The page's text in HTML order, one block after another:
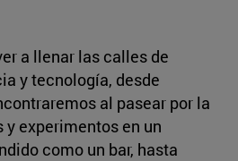
a llenar las calles de
y tecnología, desde
al pasear por la
experimentos en un
como un bar, hasta